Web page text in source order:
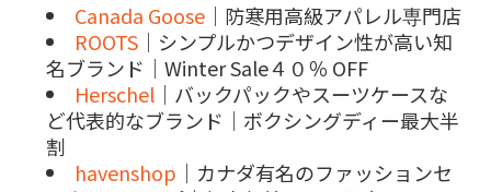
Canada Goose ｜防寒用高級アパレル専門店
ROOTS ｜シンプルかつデザイン性が高い知
名ブランド｜Winter Sale４０％ OFF
Herschel ｜バックパックやスーツケースな
ど代表的なブランド｜ボクシングディー最大半
割
havenshop ｜カナダ有名のファッションセ